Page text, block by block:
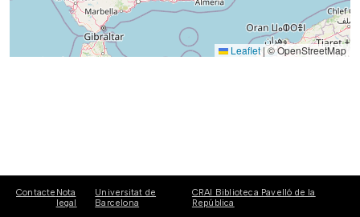
Leaflet |© OpenStreetMap
Contacte Nota
legal
Universitat de
Barcelona
CRAI Biblioteca Pavelló de la
República